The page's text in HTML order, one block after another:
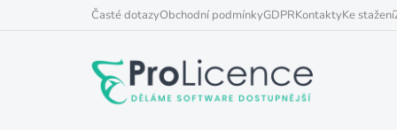
na
Časté dotazyObchodní podmínkyGDPRKontaktyKe stažení